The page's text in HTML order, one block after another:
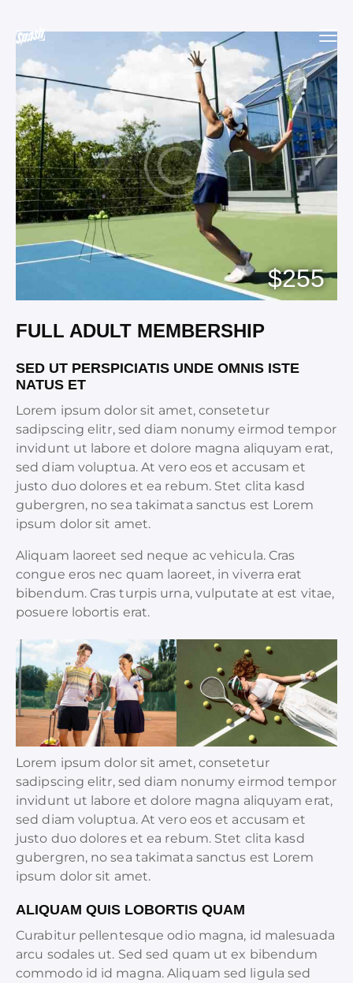
$255
FULL ADULT MEMBERSHIP
SED UT PERSPICIATIS UNDE OMNIS ISTE
NATUS ET
Lorem ipsum dolor sit amet, consetetur
sadipscing elitr, sed diam nonumy eirmod tempor
invidunt ut labore et dolore magna aliquyam erat,
sed diam voluptua. At vero eos et accusam et
justo duo dolores et ea rebum. Stet clita kasd
gubergren, no sea takimata sanctus est Lorem
ipsum dolor sit amet.
Aliquam laoreet sed neque ac vehicula. Cras
congue eros nec quam laoreet, in viverra erat
bibendum. Cras turpis urna, vulputate at est vitae,
posuere lobortis erat.
Lorem ipsum dolor sit amet, consetetur
sadipscing elitr, sed diam nonumy eirmod tempor
invidunt ut labore et dolore magna aliquyam erat,
sed diam voluptua. At vero eos et accusam et
justo duo dolores et ea rebum. Stet clita kasd
gubergren, no sea takimata sanctus est Lorem
ipsum dolor sit amet.
ALIQUAM QUIS LOBORTIS QUAM
Curabitur pellentesque odio magna, id malesuada
arcu sodales ut. Sed sed quam ut ex bibendum
commodo id id magna. Aliquam sed ligula sed